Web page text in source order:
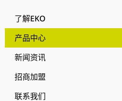
了解EKO
产品中心
新闻资讯
招商加盟
联系我们